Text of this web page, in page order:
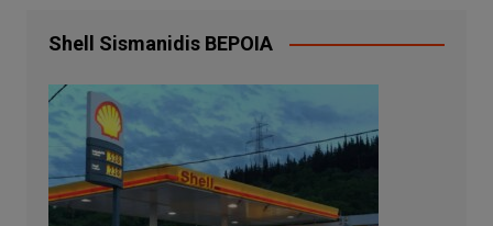
Shell Sismanidis ΒΕΡΟΙΑ